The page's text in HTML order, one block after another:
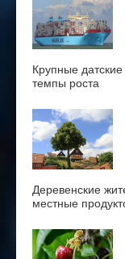
Крупные
темпы роста
Деревенские
местные